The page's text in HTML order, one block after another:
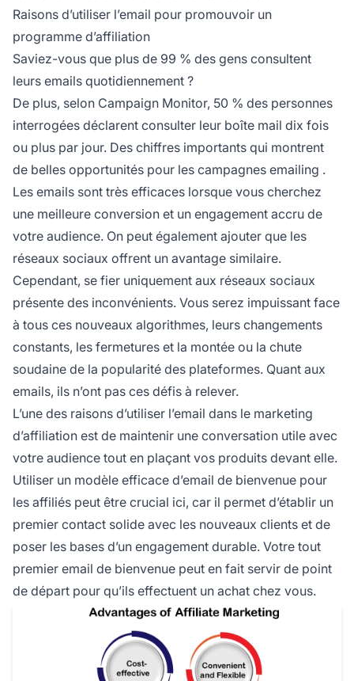
Raisons d’utiliser l’email pour promouvoir un
programme d’affiliation
Saviez-vous que plus de 99 % des gens consultent
leurs emails quotidiennement ?
De plus, selon Campaign Monitor, 50 % des personnes
interrogées déclarent consulter leur boîte mail dix fois
ou plus par jour. Des chiffres importants qui montrent
de belles opportunités pour les campagnes emailing .
Les emails sont très efficaces lorsque vous cherchez
une meilleure conversion et un engagement accru de
votre audience. On peut également ajouter que les
réseaux sociaux offrent un avantage similaire.
Cependant, se fier uniquement aux réseaux sociaux
présente des inconvénients. Vous serez impuissant face
à tous ces nouveaux algorithmes, leurs changements
constants, les fermetures et la montée ou la chute
soudaine de la popularité des plateformes. Quant aux
emails, ils n’ont pas ces défis à relever.
L’une des raisons d’utiliser l’email dans le marketing
d’affiliation est de maintenir une conversation utile avec
votre audience tout en plaçant vos produits devant elle.
Utiliser un modèle efficace d’email de bienvenue pour
les affiliés peut être crucial ici, car il permet d’établir un
premier contact solide avec les nouveaux clients et de
poser les bases d’un engagement durable. Votre tout
premier email de bienvenue peut en fait servir de point
de départ pour qu’ils effectuent un achat chez vous.